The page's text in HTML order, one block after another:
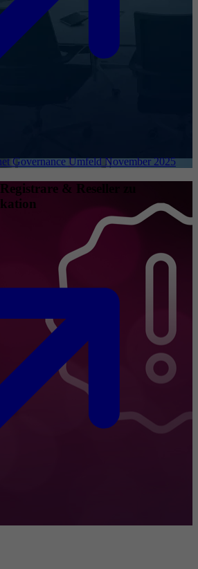
Governance Umfeld November 2025
& Reseller zu